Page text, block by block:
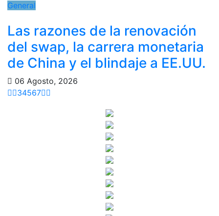
General
Las razones de la renovación
del swap, la carrera monetaria
de China y el blindaje a EE.UU.
06 Agosto, 2026
34567